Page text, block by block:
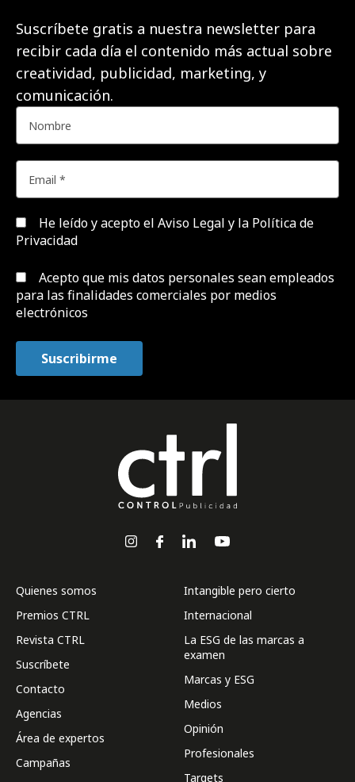
Suscríbete gratis a nuestra newsletter para
recibir cada día el contenido más actual sobre
creatividad, publicidad, marketing, y
comunicación.
He leído y acepto el Aviso Legal y la Política de
Privacidad
Acepto que mis datos personales sean empleados
para las finalidades comerciales por medios
electrónicos
Quienes somos
Premios CTRL
Revista CTRL
Suscríbete
Contacto
Agencias
Área de expertos
Campañas
Intangible pero cierto
Internacional
La ESG de las marcas a
examen
Marcas y ESG
Medios
Opinión
Profesionales
Targets